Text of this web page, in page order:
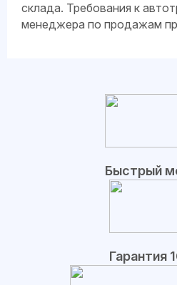
склада. Требования к
менеджера по продажам
Быстрый
Гарантия